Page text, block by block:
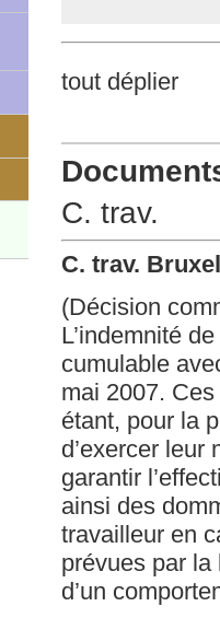
tout déplier
C. trav.
C. trav.
(Décision
L’indemnité
cumulable
mai 2007.
étant, pour la
d’exercer leur
garantir
ainsi des
travailleur en
prévues par
d’un